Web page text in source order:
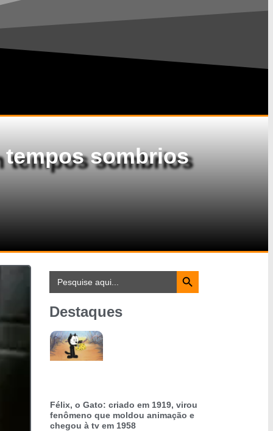
tempos sombrios
Search
for:
Search Button
Destaques
Félix, o Gato: criado em 1919, virou
fenômeno que moldou animação e
chegou à tv em 1958